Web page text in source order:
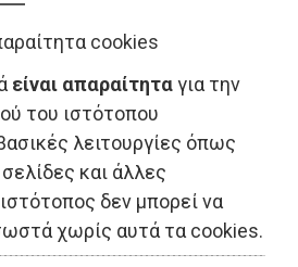
cookies
είναι απαραίτηταγια την
του ιστότοπου
λειτουργίες όπως
και άλλες
δεν μπορεί να
χωρίς αυτά τα cookies.